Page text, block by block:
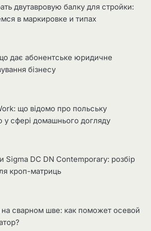
двутавровую балку для стройки:
в маркировке и типах
дає абонентське юридичне
бізнесу
що відомо про польську
у сфері домашнього догляду
Sigma DC DN Contemporary: розбір
кроп-матриць
сварном шве: как поможет осевой